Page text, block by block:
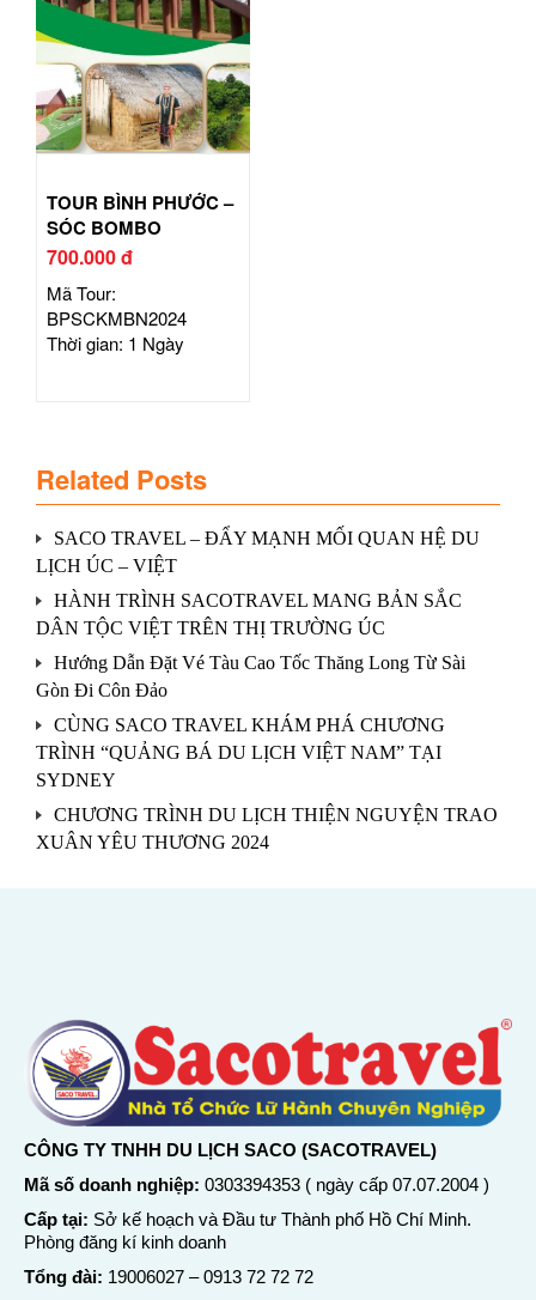
TOUR BÌNH PHƯỚC –
SÓC BOMBO
700.000 đ
Mã Tour:
BPSCKMBN2024
Thời gian: 1 Ngày
Related Posts
SACO TRAVEL – ĐẨY MẠNH MỐI QUAN HỆ DU
LỊCH ÚC – VIỆT
HÀNH TRÌNH SACOTRAVEL MANG BẢN SẮC
DÂN TỘC VIỆT TRÊN THỊ TRƯỜNG ÚC
Hướng Dẫn Đặt Vé Tàu Cao Tốc Thăng Long Từ Sài
Gòn Đi Côn Đảo
CÙNG SACO TRAVEL KHÁM PHÁ CHƯƠNG
TRÌNH “QUẢNG BÁ DU LỊCH VIỆT NAM” TẠI
SYDNEY
CHƯƠNG TRÌNH DU LỊCH THIỆN NGUYỆN TRAO
XUÂN YÊU THƯƠNG 2024
CÔNG TY TNHH DU LỊCH SACO (SACOTRAVEL)
Mã số doanh nghiệp: 0303394353 ( ngày cấp 07.07.2004 )
Cấp tại: Sở kế hoạch và Đầu tư Thành phố Hồ Chí Minh.
Phòng đăng kí kinh doanh
Tổng đài: 19006027 –0913 72 72 72